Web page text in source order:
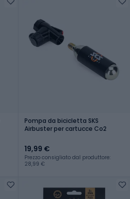
Pompa da bicicletta SKS
Airbuster per cartucce Co2
19,99 €
Prezzo consigliato dal produttore:
28,99 €